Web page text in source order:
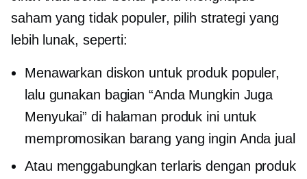
saham yang tidak populer, pilih strategi yang
lebih lunak, seperti:
Menawarkan diskon untuk produk populer,
lalu gunakan bagian “Anda Mungkin Juga
Menyukai” di halaman produk ini untuk
mempromosikan barang yang ingin Anda jual
Atau menggabungkanterlaris dengan produk